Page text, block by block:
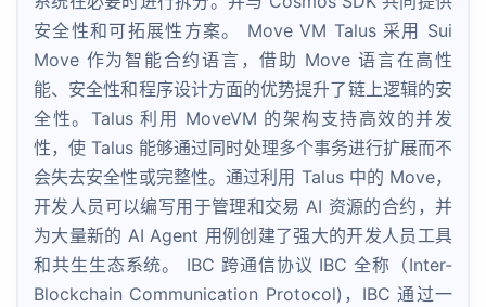
安全性和可拓展性方案。 Move VM Talus 采用 Sui
Move 作为智能合约语言，借助 Move 语言在高性
能、安全性和程序设计方面的优势提升了链上逻辑的安
全性。Talus 利用 MoveVM 的架构支持高效的并发
性，使 Talus 能够通过同时处理多个事务进行扩展而不
会失去安全性或完整性。通过利用 Talus 中的 Move，
开发人员可以编写用于管理和交易 AI 资源的合约，并
为大量新的 AI Agent 用例创建了强大的开发人员工具
和共生生态系统。 IBC 跨通信协议 IBC 全称（Inter-
Blockchain Communication Protocol)，IBC 通过一